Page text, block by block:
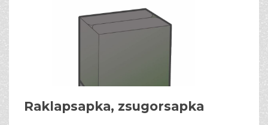
Raklapsapka, zsugorsapka